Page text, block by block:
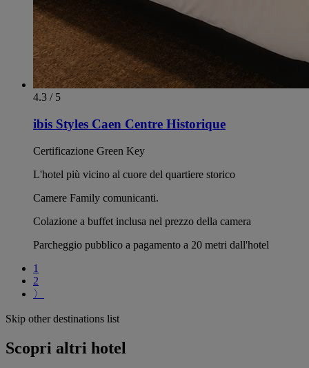
4.3 / 5
ibis Styles Caen Centre Historique
Certificazione Green Key
L'hotel più vicino al cuore del quartiere storico
Camere Family comunicanti.
Colazione a buffet inclusa nel prezzo della camera
Parcheggio pubblico a pagamento a 20 metri dall'hotel
1
2
〉
Skip other destinations list
Scopri altri hotel